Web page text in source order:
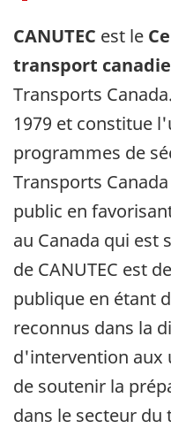
CANUTEC est le
transport
Transports
1979 et constitue
programmes de
Transports
public en
au Canada qui est
de CANUTEC est
publique en étant
reconnus dans la
d'intervention aux
de soutenir la
dans le secteur